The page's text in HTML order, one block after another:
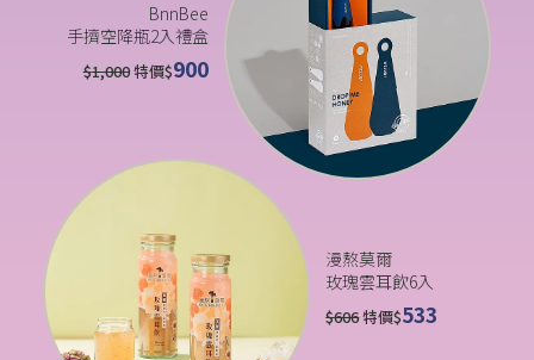
BnnBee
手擠空降瓶2入禮盒
$1,000特價$900
漫熬莫爾
玫瑰雲耳飲6入
$606特價$533